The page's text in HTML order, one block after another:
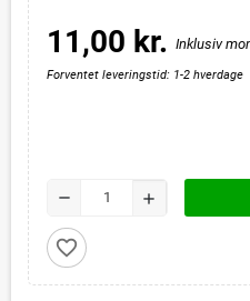
11,00 kr. Inklusiv
Forventet leveringstid: 1-2 hverdage
remove add
favorite_border